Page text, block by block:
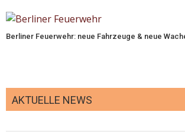
Berliner Feuerwehr: neue Fahrzeuge & neue
AKTUELLE NEWS